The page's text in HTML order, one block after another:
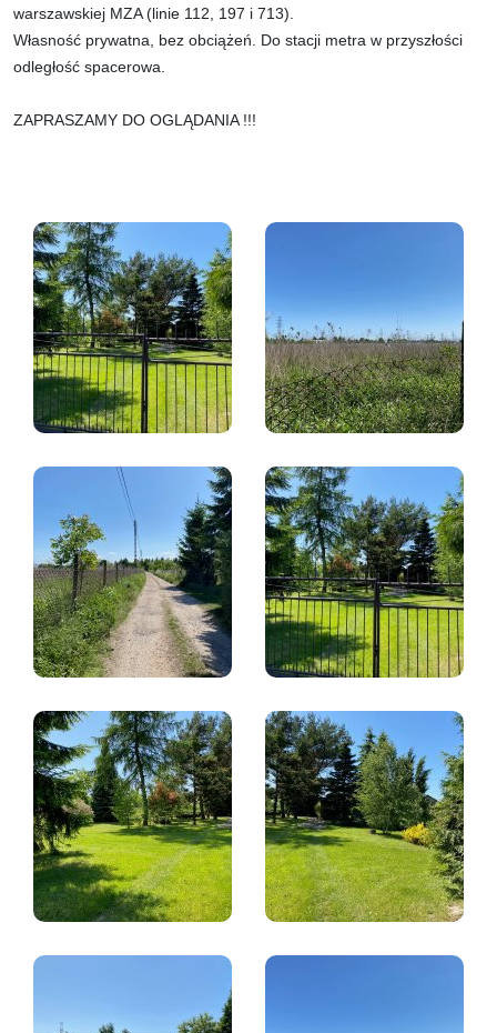
warszawskiej MZA (linie 112, 197 i 713).
Własność prywatna, bez obciążeń. Do stacji metra w przyszłości
odległość spacerowa.
ZAPRASZAMY DO OGLĄDANIA !!!